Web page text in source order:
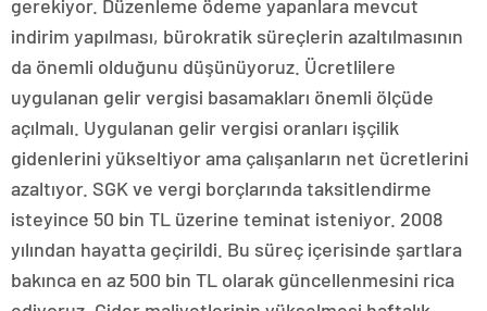
gerekiyor. Düzenleme ödeme yapanlara mevcut
indirim yapılması, bürokratik süreçlerin azaltılmasının
da önemli olduğunu düşünüyoruz. Ücretlilere
uygulanan gelir vergisi basamakları önemli ölçüde
açılmalı. Uygulanan gelir vergisi oranları işçilik
gidenlerini yükseltiyor ama çalışanların net ücretlerini
azaltıyor. SGK ve vergi borçlarında taksitlendirme
isteyince 50 bin TL üzerine teminat isteniyor. 2008
yılından hayatta geçirildi. Bu süreç içerisinde şartlara
bakınca en az 500 bin TL olarak güncellenmesini rica